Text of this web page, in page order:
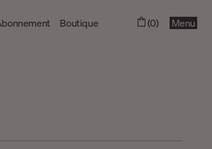
Boutique (0) Menu